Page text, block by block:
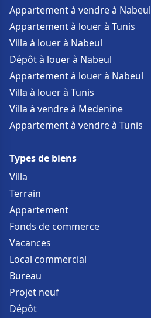
Appartement à vendre à Nabeul
Appartement à louer à Tunis
Villa à louer à Nabeul
Dépôt à louer à Nabeul
Appartement à louer à Nabeul
Villa à louer à Tunis
Villa à vendre à Medenine
Appartement à vendre à Tunis
Types de biens
Villa
Terrain
Appartement
Fonds de commerce
Vacances
Local commercial
Bureau
Projet neuf
Dépôt